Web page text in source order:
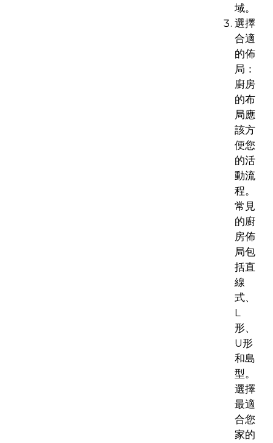
域。
選擇
合適
的佈
局：
廚房
的布
局應
該方
便您
的活
動流
程。
常見
的廚
房佈
局包
括直
線
式、
L
形、
U形
和島
型。
選擇
最適
合您
家的